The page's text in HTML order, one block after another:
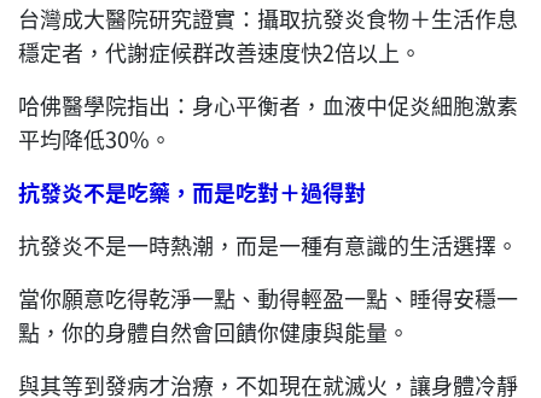
台灣成大醫院研究證實：攝取抗發炎食物＋生活作息
穩定者，代謝症候群改善速度快2倍以上。
哈佛醫學院指出：身心平衡者，血液中促炎細胞激素
平均降低30%。
抗發炎不是吃藥，而是吃對＋過得對
抗發炎不是一時熱潮，而是一種有意識的生活選擇。
當你願意吃得乾淨一點、動得輕盈一點、睡得安穩一
點，你的身體自然會回饋你健康與能量。
與其等到發病才治療，不如現在就滅火，讓身體冷靜